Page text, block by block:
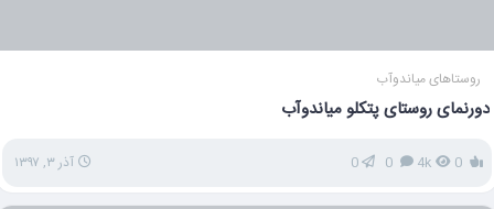
روستاهای میاندوآب
دورنمای روستای پتکلو میاندوآب
4k
0 آذر ۳, ۱۳۹۷